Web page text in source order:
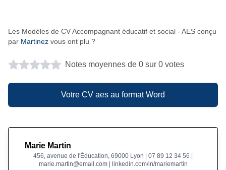
Les Modèles de CV Accompagnant éducatif et social - AES conçu
par Martinez vous ont plu ?
Notes moyennes de 0 sur 0 votes
Votre CV aes au format Word
Marie Martin
456, avenue de l'Éducation, 69000 Lyon | 07 89 12 34 56 |
marie.martin@email.com | linkedin.com/in/mariemartin